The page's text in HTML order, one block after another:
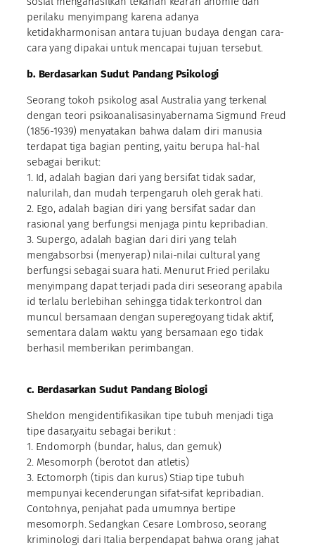
perilaku menyimpang karena adanya
ketidakharmonisan antara tujuan budaya dengan cara-
cara yang dipakai untuk mencapai tujuan tersebut.
b. Berdasarkan Sudut Pandang Psikologi
Seorang tokoh psikolog asal Australia yang terkenal
dengan teori psikoanalisasinyabernama Sigmund Freud
(1856-1939) menyatakan bahwa dalam diri manusia
terdapat tiga bagian penting, yaitu berupa hal-hal
sebagai berikut:
1. Id, adalah bagian dari yang bersifat tidak sadar,
nalurilah, dan mudah terpengaruh oleh gerak hati.
2. Ego, adalah bagian diri yang bersifat sadar dan
rasional yang berfungsi menjaga pintu kepribadian.
3. Supergo, adalah bagian dari diri yang telah
mengabsorbsi (menyerap) nilai-nilai cultural yang
berfungsi sebagai suara hati. Menurut Fried perilaku
menyimpang dapat terjadi pada diri seseorang apabila
id terlalu berlebihan sehingga tidak terkontrol dan
muncul bersamaan dengan superegoyang tidak aktif,
sementara dalam waktu yang bersamaan ego tidak
berhasil memberikan perimbangan.
c. Berdasarkan Sudut Pandang Biologi
Sheldon mengidentifikasikan tipe tubuh menjadi tiga
tipe dasar,yaitu sebagai berikut :
1. Endomorph (bundar, halus, dan gemuk)
2. Mesomorph (berotot dan atletis)
3. Ectomorph (tipis dan kurus) Stiap tipe tubuh
mempunyai kecenderungan sifat-sifat kepribadian.
Contohnya, penjahat pada umumnya bertipe
mesomorph. Sedangkan Cesare Lombroso, seorang
kriminologi dari Italia berpendapat bahwa orang jahat